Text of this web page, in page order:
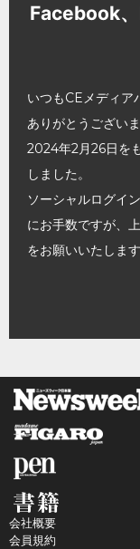
Facebook
いつもCEメディア
ありがとうございま
2024年2月26日を
しました。
ソーシャルログイ
にお手数ですが、
をお願いいたします
会社概要
会員規約